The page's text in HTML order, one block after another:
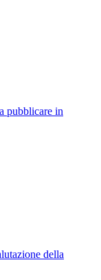
pubblicare in
della